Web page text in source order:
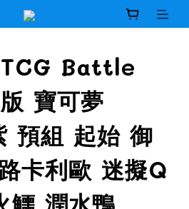
Battle
寶可夢
預組 起始 御
卡利歐 迷擬Q